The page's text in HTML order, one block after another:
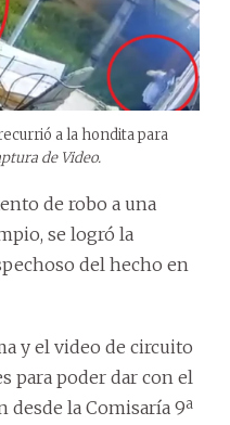
a la hondita para
de Video.
de robo a una
se logró la
del hecho en
y el video de circuito
para poder dar con el
desde la Comisaría 9ª